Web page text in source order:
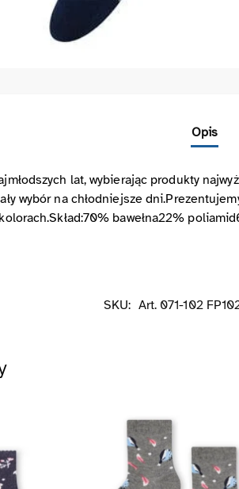
Opis
lat, wybierając produkty
wybór na chłodniejsze
bawełna22%
SKU: Art. 071-102